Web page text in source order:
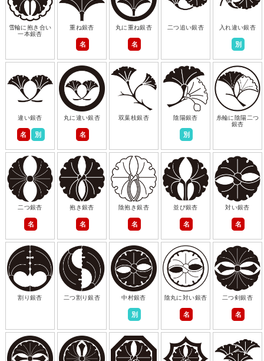
雪輪に抱き合い
一本銀杏
重ね銀杏
名
丸に重ね銀杏
名
二つ追い銀杏 入れ違い銀杏
別
違い銀杏
名 別
丸に違い銀杏
名
双葉枝銀杏 陰陽銀杏
別
糸輪に陰陽二つ
銀杏
二つ銀杏
名
抱き銀杏
名
陰抱き銀杏
名
並び銀杏
名
対い銀杏
名
割り銀杏 二つ割り銀杏 中村銀杏
別
陰丸に対い銀杏
名
二つ剣銀杏
名